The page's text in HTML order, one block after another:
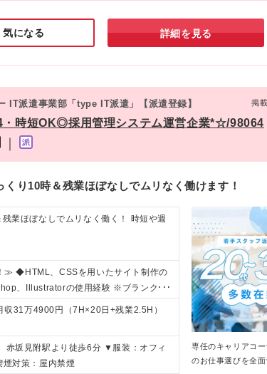
気になる 詳細を見る
IT派遣事業部「type IT派遣」【派遣登録】 掲
・時短OK◎採用管理システム運営企業*☆/98064
り10時＆残業ほぼなしでムリなく働けます！
業ほぼなしでムリなく働く！ 時短や週
≫ ◆HTML、CSSを用いたサイト制作の
、Illustratorの使用経験 ※ブランクが
験に自信がない方も、まずはお気軽にご
をなるべく詳細に記載いただけると、
！
31万4900円（7H×20日+残業2.5H）
赤坂見附駅より徒歩6分 ▼服装：オフィ
対策：屋内禁煙
専任のキャリアコ
のお仕事選びを全面